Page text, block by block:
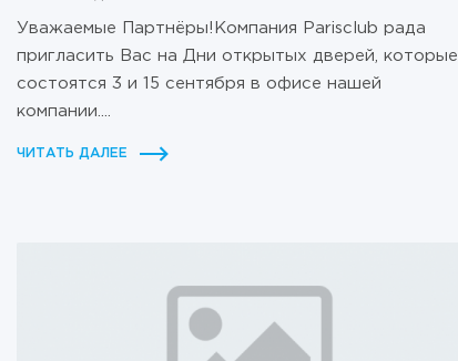
Уважаемые Партнёры!Компания Parisclub рада
пригласить Вас на Дни открытых дверей, которые
состоятся 3 и 15 сентября в офисе нашей
компании....
ЧИТАТЬ ДАЛЕЕ